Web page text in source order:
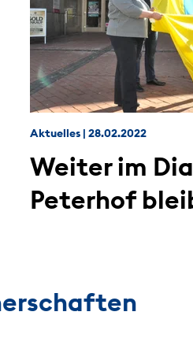
Aktuelles| 28.02.2022
Weiter im
Peterhof